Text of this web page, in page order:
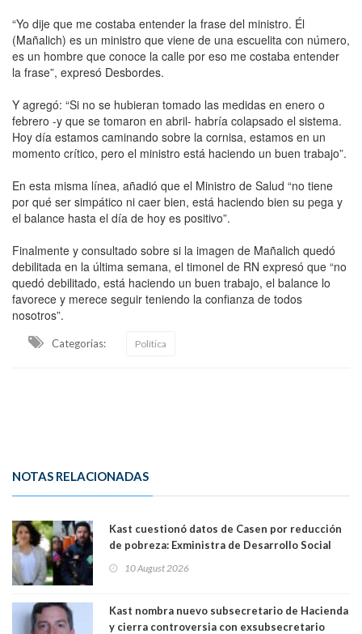
“Yo dije que me costaba entender la frase del ministro. Él
(Mañalich) es un ministro que viene de una escuelita con número,
es un hombre que conoce la calle por eso me costaba entender
la frase”, expresó Desbordes.
Y agregó: “Si no se hubieran tomado las medidas en enero o
febrero -y que se tomaron en abril- habría colapsado el sistema.
Hoy día estamos caminando sobre la cornisa, estamos en un
momento crítico, pero el ministro está haciendo un buen trabajo”.
En esta misma línea, añadió que el Ministro de Salud “no tiene
por qué ser simpático ni caer bien, está haciendo bien su pega y
el balance hasta el día de hoy es positivo”.
Finalmente y consultado sobre si la imagen de Mañalich quedó
debilitada en la última semana, el timonel de RN expresó que “no
quedó debilitado, está haciendo un buen trabajo, el balance lo
favorece y merece seguir teniendo la confianza de todos
nosotros”.
Categorias: Política
NOTAS RELACIONADAS
Kast cuestionó datos de Casen por reducción
de pobreza: Exministra de Desarrollo Social
califican como "gravísima e irresponsable"
10 August 2026
Kast nombra nuevo subsecretario de Hacienda
y cierra controversia con exsubsecretario